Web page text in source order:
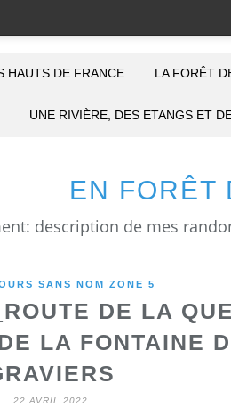
EN FORÊT
HAUTS DE FRANCE LA FORÊT
UNE RIVIÈRE, DES ETANGS ET
SANS NOM ZONE 5
DE LA
LA FONTAINE
22 AVRIL 2022